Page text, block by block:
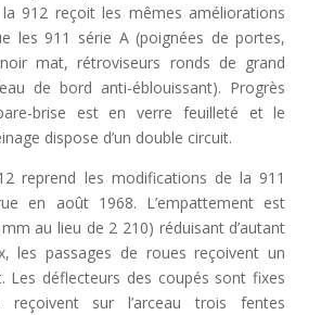
la 912 reçoit les mêmes améliorations
les 911 série A (poignées de portes,
noir mat, rétroviseurs ronds de grand
de bord anti-éblouissant). Progrès
brise est en verre feuilleté et le
dispose d’un double circuit.
reprend les modifications de la 911
en août 1968. L’empattement est
au lieu de 2 210) réduisant d’autant
les passages de roues reçoivent un
Les déflecteurs des coupés sont fixes
sur l’arceau trois fentes